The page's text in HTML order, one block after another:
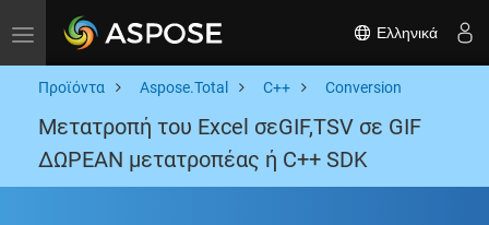
Toggle navigation Ελληνικά
Προϊόντα Aspose.Total C++ Conversion
Μετατροπή του Excel σεGIF,TSV σε GIF
ΔΩΡΕΑΝ μετατροπέας ή C++ SDK